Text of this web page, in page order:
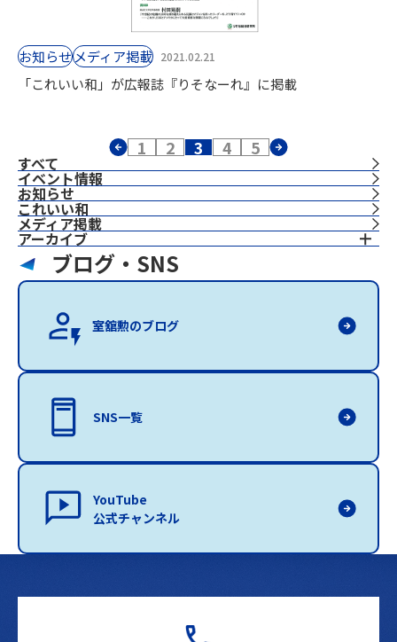
すべて
イベント情報
お知らせ
これいい和
⁨⁩メディア掲載
アーカイブ
お知らせ⁨⁩メディア掲載 2021.02.21
「これいい和」が広報誌『りそなーれ』に掲載
1 2 3 4 5
ブログ・SNS
室舘勲のブログ
SNS一覧
YouTube
公式チャンネル